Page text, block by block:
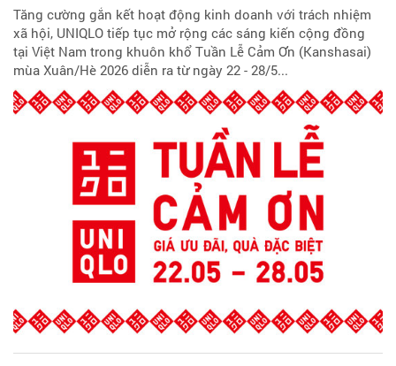
Tăng cường gắn kết hoạt động kinh doanh với trách nhiệm
xã hội, UNIQLO tiếp tục mở rộng các sáng kiến cộng đồng
tại Việt Nam trong khuôn khổ Tuần Lễ Cảm Ơn (Kanshasai)
mùa Xuân/Hè 2026 diễn ra từ ngày 22 - 28/5...